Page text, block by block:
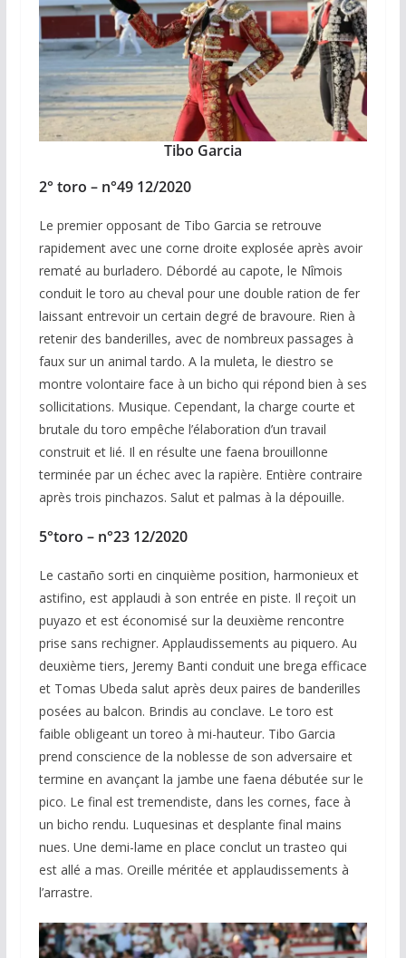
Tibo Garcia
2° toro – n°49 12/2020
Le premier opposant de Tibo Garcia se retrouve
rapidement avec une corne droite explosée après avoir
rematé au burladero. Débordé au capote, le Nîmois
conduit le toro au cheval pour une double ration de fer
laissant entrevoir un certain degré de bravoure. Rien à
retenir des banderilles, avec de nombreux passages à
faux sur un animal tardo. A la muleta, le diestro se
montre volontaire face à un bicho qui répond bien à ses
sollicitations. Musique. Cependant, la charge courte et
brutale du toro empêche l’élaboration d’un travail
construit et lié. Il en résulte une faena brouillonne
terminée par un échec avec la rapière. Entière contraire
après trois pinchazos. Salut et palmas à la dépouille.
5°toro – n°23 12/2020
Le castaño sorti en cinquième position, harmonieux et
astifino, est applaudi à son entrée en piste. Il reçoit un
puyazo et est économisé sur la deuxième rencontre
prise sans rechigner. Applaudissements au piquero. Au
deuxième tiers, Jeremy Banti conduit une brega efficace
et Tomas Ubeda salut après deux paires de banderilles
posées au balcon. Brindis au conclave. Le toro est
faible obligeant un toreo à mi-hauteur. Tibo Garcia
prend conscience de la noblesse de son adversaire et
termine en avançant la jambe une faena débutée sur le
pico. Le final est tremendiste, dans les cornes, face à
un bicho rendu. Luquesinas et desplante final mains
nues. Une demi-lame en place conclut un trasteo qui
est allé a mas. Oreille méritée et applaudissements à
l’arrastre.